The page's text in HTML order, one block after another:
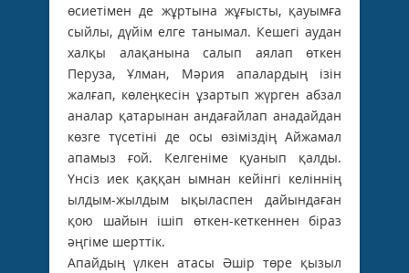
өсиетімен де жұртына жұғысты, қауымға
сыйлы, дүйім елге танымал. Кешегі аудан
халқы алақанына салып аялап өткен
Перуза, Ұлман, Мәрия апалардың ізін
жалғап, көлеңкесін ұзартып жүрген абзал
аналар қатарынан андағайлап анадайдан
көзге түсетіні де осы өзіміздің Айжамал
апамыз ғой. Келгеніме қуанып қалды.
Үнсіз иек қаққан ымнан кейінгі келіннің
ылдым-жылдым ықыласпен дайындаған
қою шайын ішіп өткен-кеткеннен біраз
әңгіме шерттік.
Апайдың үлкен атасы Әшір төре қызыл